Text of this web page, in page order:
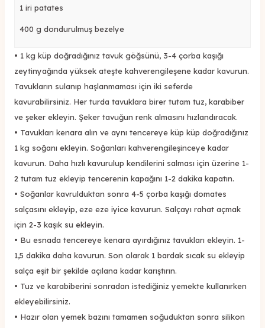
1 iri patates
400 g dondurulmuş bezelye
• 1 kg küp doğradığınız tavuk göğsünü, 3-4 çorba kaşığı
zeytinyağındayüksek ateşte kahverengileşene kadar kavurun.
Tavukların sulanıp haşlanmaması için iki seferde
kavurabilirsiniz. Her turda tavuklara birer tutam tuz, karabiber
ve şeker ekleyin. Şeker tavuğun renk almasını hızlandıracak.
• Tavukları kenara alın ve aynı tencereye küp küp doğradığınız
1 kg soğanı ekleyin. Soğanları kahverengileşinceye kadar
kavurun. Daha hızlı kavurulup kendilerini salması için üzerine 1-
2 tutam tuz ekleyip tencerenin kapağını 1-2 dakika kapatın.
• Soğanlar kavrulduktan sonra 4-5 çorba kaşığı domates
salçasını ekleyip, eze eze iyice kavurun. Salçayı rahat açmak
için 2-3 kaşık su ekleyin.
• Bu esnada tencereye kenara ayırdığınız tavukları ekleyin. 1-
1,5 dakika daha kavurun. Son olarak 1 bardak sıcak su ekleyip
salça eşit bir şekilde açılana kadar karıştırın.
• Tuz ve karabiberini sonradan istediğiniz yemekte kullanırken
ekleyebilirsiniz.
• Hazır olan yemek bazını tamamen soğuduktan sonra silikon